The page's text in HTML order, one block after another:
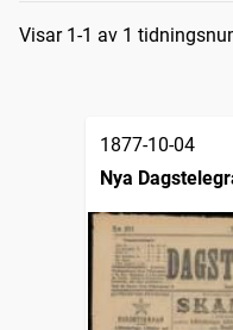
Visar 1-1 av 1
1877-10-04
Nya